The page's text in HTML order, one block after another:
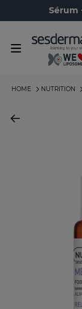
Sérum
HOME NUTRITION